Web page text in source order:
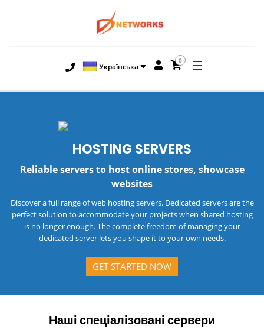
Українська
0 ☰
HOSTING SERVERS
Reliable servers to host online stores, showcase
websites
Discover a full range of web hosting servers. Dedicated servers are the
perfect solution to accommodate your projects when shared hosting
is no longer enough. The complete freedom of managing your
dedicated server lets you shape it to your own needs.
GET STARTED NOW
Наші спеціалізовані сервери